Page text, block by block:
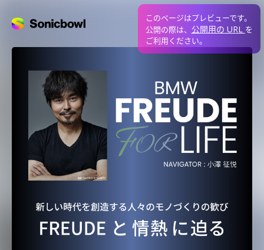
このページはプレビューです。
公開の際は、 公開用の URL を
ご利用ください。